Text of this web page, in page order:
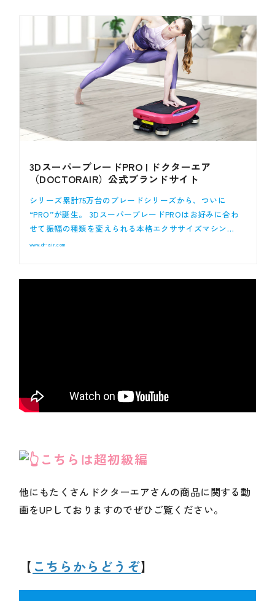
3DスーパーブレードPRO | ドクターエア
（DOCTORAIR）公式ブランドサイト
シリーズ累計75万台のブレードシリーズから、ついに
“PRO”が誕生。 3DスーパーブレードPROはお好みに合わ
せて振幅の種類を変えられる本格エクササイズマシン…
www.dr-air.com
こちらは超初級編
他にもたくさんドクターエアさんの商品に関する動
画をUPしておりますのでぜひご覧ください。
【 こちらからどうぞ】